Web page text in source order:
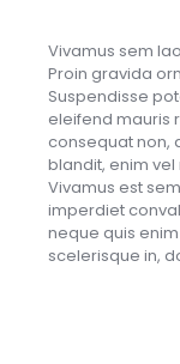
Vivamus sem
Proin gravida
Suspendisse
eleifend mauris
consequat non,
blandit, enim vel
Vivamus est
imperdiet
neque quis
scelerisque in,